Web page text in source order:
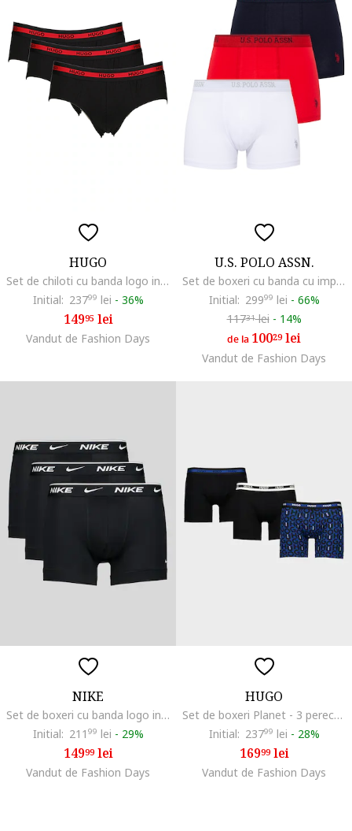
HUGO
Set de chiloti cu banda logo in talie - 3 perechi, Negru
Initial: 23799 lei - 36%
14995lei
Vandut de Fashion Days
U.S. POLO ASSN.
Set de boxeri cu banda cu imprimeu logo - 3 perechi, Rosu/Alb/Bleumarin
Initial: 29999 lei - 66%
11731lei - 14%
de la 10029lei
Vandut de Fashion Days
NIKE
Set de boxeri cu banda logo in talie - 3 perechi, Negru
Initial: 211 99 lei - 29%
14999lei
Vandut de Fashion Days
HUGO
Set de boxeri Planet - 3 perechi, Negru/Albastru inchis
Initial: 23799 lei - 28%
16999lei
Vandut de Fashion Days